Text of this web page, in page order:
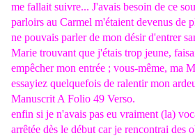
me fallait suivre... J'avais besoin de ce
parloirs au Carmel m'étaient devenus de
ne pouvais parler de mon désir d'entrer
Marie trouvant que j'étais trop jeune,
empêcher mon entrée ; vous-même, ma
essayiez quelquefois de ralentir mon
Manuscrit A Folio 49 Verso.
enfin si je n'avais pas eu vraiment (la)
arrêtée dès le début car je rencontrai des